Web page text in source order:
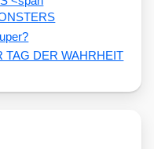
TAG DER WAHRHEIT